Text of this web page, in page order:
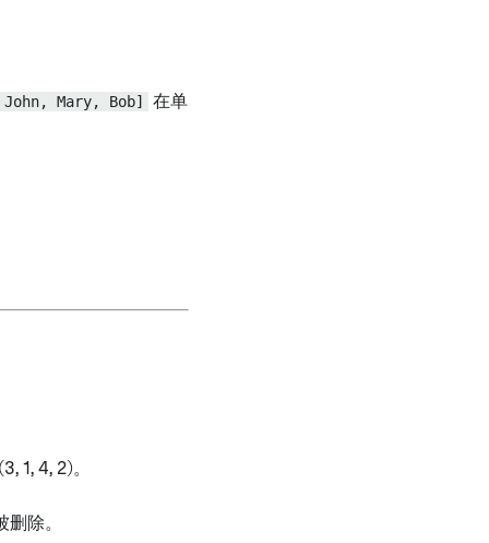
Mary, Bob] 在单
1, 4, 2)。
除。